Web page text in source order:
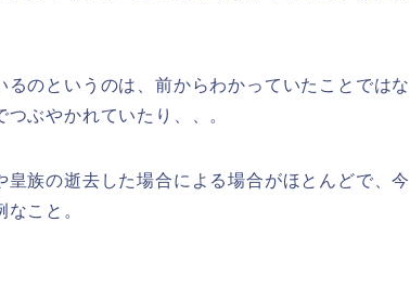
のというのは、前からわかっていたことではな
ぶやかれていたり、、。
族の逝去した場合による場合がほとんどで、今
こと。